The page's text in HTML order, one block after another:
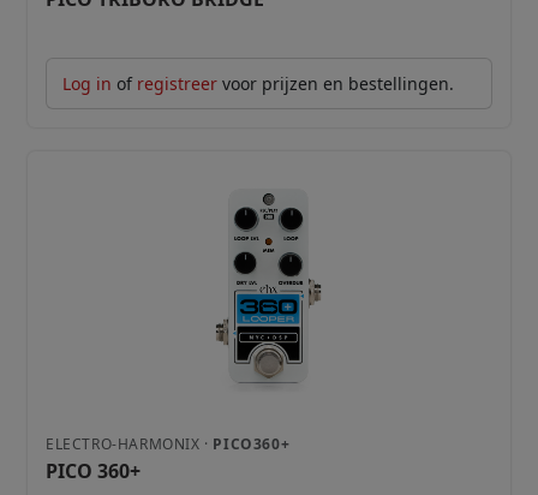
Log in of registreervoor prijzen en bestellingen.
ELECTRO-HARMONIX · PICO360+
PICO 360+